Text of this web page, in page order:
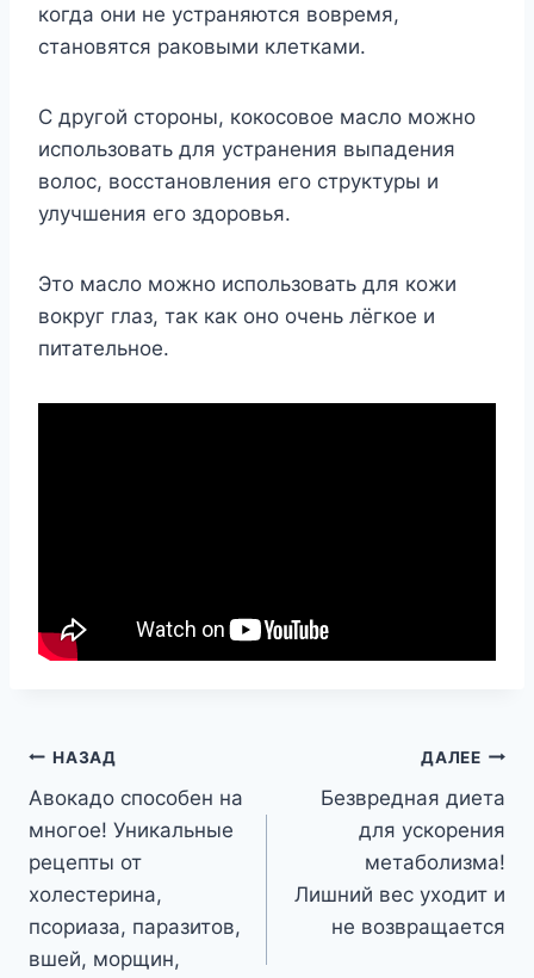
когда они не устраняются вовремя,
становятся раковыми клетками.
С другой стороны, кокосовое масло можно
использовать для устранения выпадения
волос, восстановления его структуры и
улучшения его здоровья.
Это масло можно использовать для кожи
вокруг глаз, так как оно очень лёгкое и
питательное.
Навигация
по
записям
НАЗАД
Авокадо способен на
многое! Уникальные
рецепты от
холестерина,
псориаза, паразитов,
вшей, морщин,
ДАЛЕЕ
Безвредная диета
для ускорения
метаболизма!
Лишний вес уходит и
не возвращается